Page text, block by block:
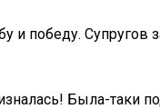
и победу. Супругов
Была-таки